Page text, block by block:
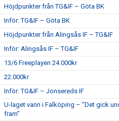
Höjdpunkter från TG&IF – Göta BK
Inför: TG&IF – Göta BK
Höjdpunkter från Alingsås IF – TG&IF
Inför: Alingsås IF – TG&IF
13/6 Freeplayen 24.000kr
22.000kr
Inför: TG&IF – Jonsereds IF
U-laget vann i Falköping – ”Det gick
fram”